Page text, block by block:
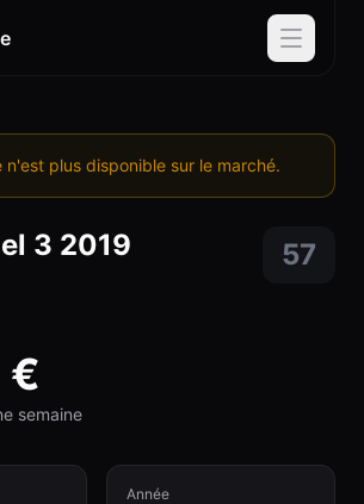
n'est plus disponible sur le marché.
3 2019 57
€
semaine
Année